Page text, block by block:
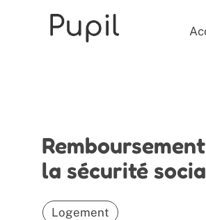
la sécurité
Logement